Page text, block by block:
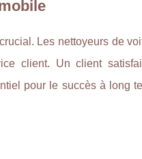
Les nettoyeurs de
client. Un client
pour le succès à long